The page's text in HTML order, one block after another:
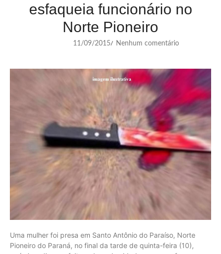
esfaqueia funcionário no
Norte Pioneiro
11/09/2015/ Nenhum comentário
Uma mulher foi presa em Santo Antônio do Paraíso, Norte
Pioneiro do Paraná, no final da tarde de quinta-feira (10),